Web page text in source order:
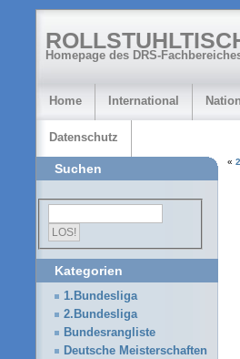
Homepage des DRS-
Home International
Datenschutz
«
Suchen
Kategorien
1.Bundesliga
2.Bundesliga
Bundesrangliste
Deutsche Meisterschaften